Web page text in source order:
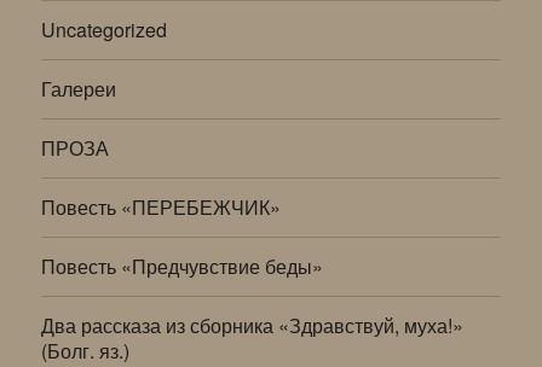
Uncategorized
Галереи
ПРОЗА
Повесть «ПЕРЕБЕЖЧИК»
Повесть «Предчувствие беды»
Два рассказа из сборника «Здравствуй, муха!»
(Болг. яз.)